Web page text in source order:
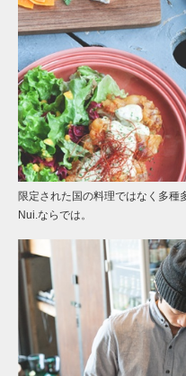
限定された国の料理ではなく多種
Nui.ならでは。